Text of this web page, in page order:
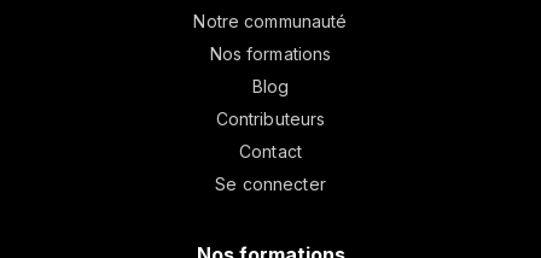
Notre communauté
Nos formations
Blog
Contributeurs
Contact
Se connecter